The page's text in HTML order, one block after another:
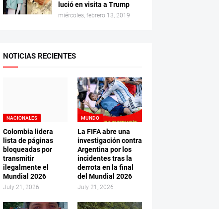
lució en visita a Trump
miércoles, febrero 13, 2019
NOTICIAS RECIENTES
NACIONALES
Colombia lidera
lista de páginas
bloqueadas por
transmitir
ilegalmente el
Mundial 2026
July 21, 2026
MUNDO
La FIFA abre una
investigación contra
Argentina por los
incidentes tras la
derrota en la final
del Mundial 2026
July 21, 2026